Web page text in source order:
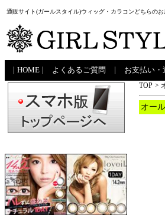
通販サイト(ガールスタイル)ウィッグ・カラコンどちらの
HOME よくあるご質問 お支払い・
TOP >
オー